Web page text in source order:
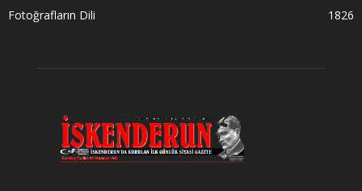
Fotoğrafların Dili
1826